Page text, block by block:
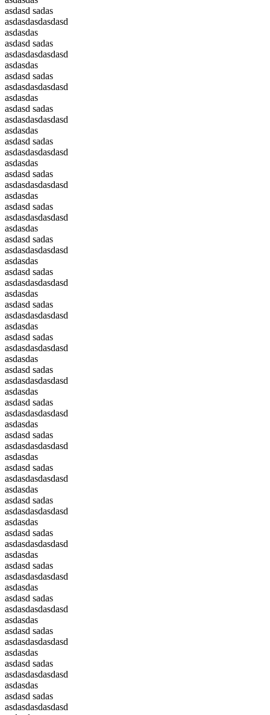
asdasd sadas
asdasdasdasdasd
asdasdas
asdasd sadas
asdasdasdasdasd
asdasdas
asdasd sadas
asdasdasdasdasd
asdasdas
asdasd sadas
asdasdasdasdasd
asdasdas
asdasd sadas
asdasdasdasdasd
asdasdas
asdasd sadas
asdasdasdasdasd
asdasdas
asdasd sadas
asdasdasdasdasd
asdasdas
asdasd sadas
asdasdasdasdasd
asdasdas
asdasd sadas
asdasdasdasdasd
asdasdas
asdasd sadas
asdasdasdasdasd
asdasdas
asdasd sadas
asdasdasdasdasd
asdasdas
asdasd sadas
asdasdasdasdasd
asdasdas
asdasd sadas
asdasdasdasdasd
asdasdas
asdasd sadas
asdasdasdasdasd
asdasdas
asdasd sadas
asdasdasdasdasd
asdasdas
asdasd sadas
asdasdasdasdasd
asdasdas
asdasd sadas
asdasdasdasdasd
asdasdas
asdasd sadas
asdasdasdasdasd
asdasdas
asdasd sadas
asdasdasdasdasd
asdasdas
asdasd sadas
asdasdasdasdasd
asdasdas
asdasd sadas
asdasdasdasdasd
asdasdas
asdasd sadas
asdasdasdasdasd